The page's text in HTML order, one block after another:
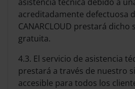
acreditadamente defectuosa
CANARCLOUD prestará
gratuita.
4.3. El servicio de asistencia
prestará a través de nuestro
accesible para todos los